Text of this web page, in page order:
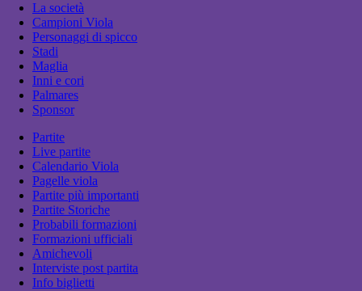
La società
Campioni Viola
Personaggi di spicco
Stadi
Maglia
Inni e cori
Palmares
Sponsor
Partite
Live partite
Calendario Viola
Pagelle viola
Partite più importanti
Partite Storiche
Probabili formazioni
Formazioni ufficiali
Amichevoli
Interviste post partita
Info biglietti